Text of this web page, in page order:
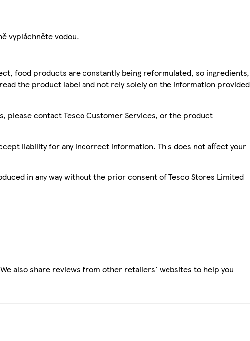
vypláchněte vodou.
food products are constantly being reformulated, so ingredients,
the product label and not rely solely on the information provided
please contact Tesco Customer Services, or the product
liability for any incorrect information. This does not affect your
in any way without the prior consent of Tesco Stores Limited
also share reviews from other retailers' websites to help you